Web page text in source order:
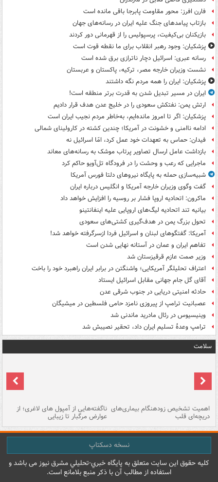
فارن افرز: محور مقاومت پابرجا باقی مانده است
بازتاب پیامدهای جنگ علیه ایران در رسانه‌های جهان
بازیکنان بی‌کیفیت، پرسپولیس را از قهرمانی دور کردند
پزشکیان: وجود رهبر انقلاب برای ما نقطه قوت است
رسانه عبری: اسرائیل دچار ناترازی برق شده است
نشست وزیران خارجه مصر، ترکیه، پاکستان و عربستان
پزشکیان: ایران را همه مردم نگه داشتند
ایران در مسیر تبدیل شدن به قدرت برتر منطقه است!
ارتش یمن: نفتکش سعودی را در خلیج عدن هدف قرار دادیم
پزشکیان: اگر تا امروز مانده‌ایم، به‌خاطر مردم نجیب ایران است
ادامه ناامنی و خشونت در آمریکا؛ چندین کشته در کارولینای شمالی
فیدان: حماس به تعهدات خود عمل کرد، امّا اسرائیل نه
بازداشت عامل ارسال تصاویر پرتاب موشک به رسانه‌های معاند
ماجرایی که رعب و وحشت را در فرودگاه تل‌آویو حاکم کرد
شبیه‌سازی حمله به پایگاه نیروهای دلتا فورس آمریکا
گفت وگوی وزیران خارجه آمریکا و انگلیس درباره ایران
ماکرون: اتحادیه اروپا فشار بر روسیه را افزایش خواهد داد
بیانیه تند اتحادیه لیگ‌های اروپایی علیه اینفانتینو
تحول بزرگ یمن در هدف‌گیری کشتی‌های سعودی
آمریکا: گفتگوهای لبنان و اسرائیل فردا ازسرگرفته خواهد شد!
تفاهم ایران و عمان در آستانه نهایی شدن است
وزیر صمت عازم قرقیزستان شد
اعتراف تحلیلگر آمریکایی؛ واشنگتن در برابر ایران راهبرد خود را باخت
آقای گل جام جهانی مقابل اسرائیل ایستاد
حادثه امنیتی دریایی در جنوب شرقی عدن
عصبانیت ترامپ از پیروزی نامزد حامی فلسطین در میشیگان
وینیسیوس در رئال مادرید ماندنی شد
ترامپ وعدۀ تسلیم ایران داد، تحقیر نصیبش شد
سلامت
اهمیت تشخیص زودهنگام بیماری‌های
دریچه‌ای قلب
ناگفته‌هایی از آمپول های لاغری؛ از
عوارض مرگبار تا زیبایی
نسخه دسکتاپ
کليه حقوق اين سايت متعلق به پایگاه خبري-تحليلي مشرق نيوز می باشد و
استفاده از مطالب آن با ذکر منبع بلامانع است.